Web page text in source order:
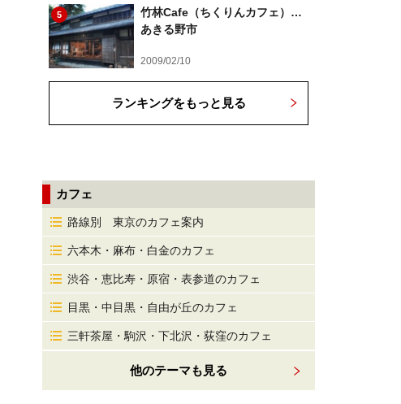
5
竹林Cafe（ちくりんカフェ）…
あきる野市
2009/02/10
ランキングをもっと見る
カフェ
路線別 東京のカフェ案内
六本木・麻布・白金のカフェ
渋谷・恵比寿・原宿・表参道のカフェ
目黒・中目黒・自由が丘のカフェ
三軒茶屋・駒沢・下北沢・荻窪のカフェ
他のテーマも見る